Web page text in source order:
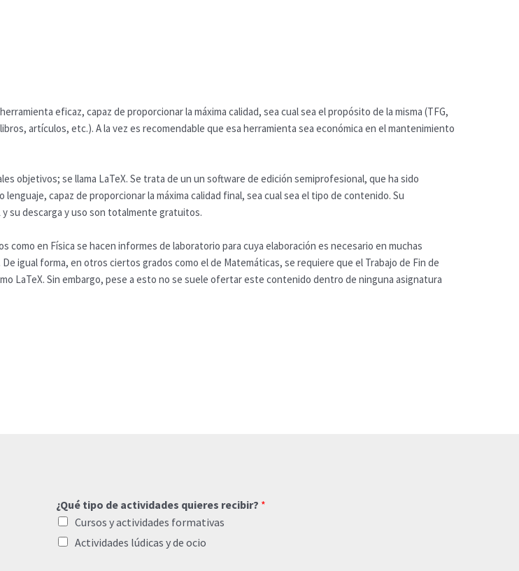
eficaz, capaz de proporcionar la máxima calidad, sea cual sea el propósito de la misma (TFG,
artículos, etc.). A la vez es recomendable que esa herramienta sea económica en el mantenimiento
objetivos; se llama LaTeX. Se trata de un un software de edición semiprofesional, que ha sido
capaz de proporcionar la máxima calidad final, sea cual sea el tipo de contenido. Su
su descarga y uso son totalmente gratuitos.
como en Física se hacen informes de laboratorio para cuya elaboración es necesario en muchas
igual forma, en otros ciertos grados como el de Matemáticas, se requiere que el Trabajo de Fin de
LaTeX. Sin embargo, pese a esto no se suele ofertar este contenido dentro de ninguna asignatura
¿Qué tipo de actividades quieres recibir? *
Cursos y actividades formativas
Actividades lúdicas y de ocio